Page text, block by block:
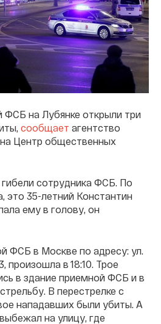
ФСБ на Лубянке открыли три
сообщает агентство
Центр общественных
сотрудника ФСБ. По
это 35-летний Константин
ему в голову, он
ФСБ в Москве по адресу: ул.
произошла в 18:10. Трое
в здание приемной ФСБ и в
В перестрелке с
нападавших были убиты. А
на улицу, где